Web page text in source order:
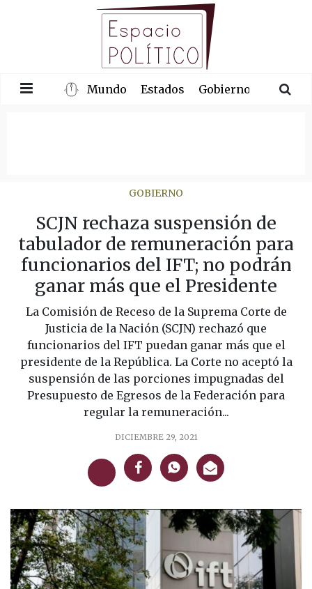
Mundo Estados Gobierno
GOBIERNO
SCJN rechaza suspensión de
tabulador de remuneración para
funcionarios del IFT; no podrán
ganar más que el Presidente
La Comisión de Receso de la Suprema Corte de
Justicia de la Nación (SCJN) rechazó que
funcionarios del IFT puedan ganar más que el
presidente de la República. La Corte no aceptó la
suspensión de las porciones impugnadas del
Presupuesto de Egresos de la Federación para
regular la remuneración...
DICIEMBRE 29, 2021